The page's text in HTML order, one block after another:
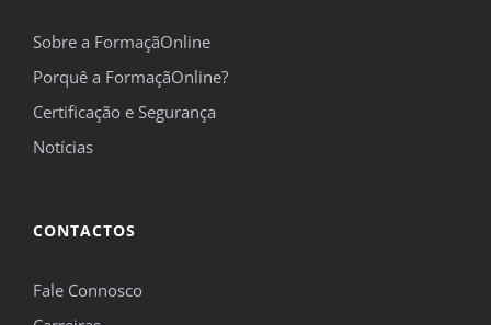
Sobre a FormaçãOnline
Porquê a FormaçãOnline?
Certificação e Segurança
Notícias
CONTACTOS
Fale Connosco